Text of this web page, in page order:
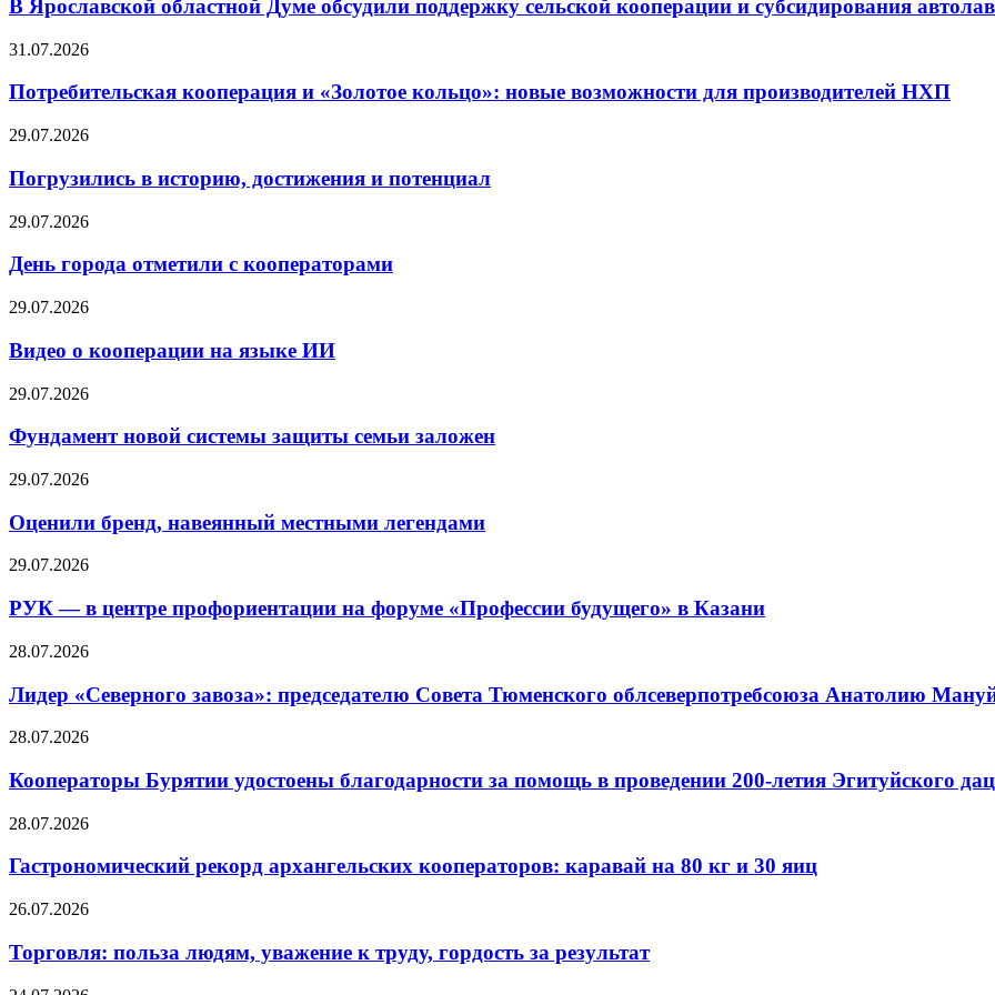
В Ярославской областной Думе обсудили поддержку сельской кооперации и субсидирования
31.07.2026
Потребительская кооперация и «Золотое кольцо»: новые возможности для производителей НХП
29.07.2026
Погрузились в историю, достижения и потенциал
29.07.2026
День города отметили с кооператорами
29.07.2026
Видео о кооперации на языке ИИ
29.07.2026
Фундамент новой системы защиты семьи заложен
29.07.2026
Оценили бренд, навеянный местными легендами
29.07.2026
РУК — в центре профориентации на форуме «Профессии будущего» в Казани
28.07.2026
Лидер «Северного завоза»: председателю Совета Тюменского облсеверпотребсоюза Анатолию
28.07.2026
Кооператоры Бурятии удостоены благодарности за помощь в проведении 200-летия Эгитуйского
28.07.2026
Гастрономический рекорд архангельских кооператоров: каравай на 80 кг и 30 яиц
26.07.2026
Торговля: польза людям, уважение к труду, гордость за результат